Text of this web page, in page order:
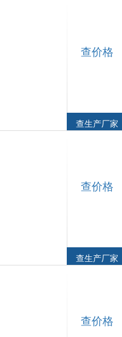
查价格
查生产厂家
查价格
查生产厂家
查价格